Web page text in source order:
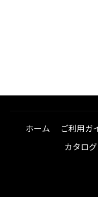
ホーム ご利用ガ
カタログ